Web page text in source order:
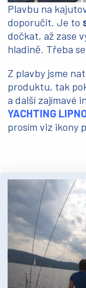
Plavbu na
doporučit. Je to
dočkat, až zase
hladině. Třeba
Z plavby jsme
produktu, tak
a další zajímavé
YACHTING
prosím viz ikony